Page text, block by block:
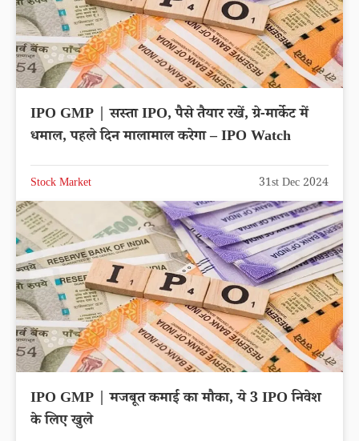
IPO GMP | सस्ता IPO, पैसे तैयार रखें, ग्रे-मार्केट में
धमाल, पहले दिन मालामाल करेगा – IPO Watch
Stock Market 31st Dec 2024
IPO GMP | मजबूत कमाई का मौका, ये 3 IPO निवेश
के लिए खुले